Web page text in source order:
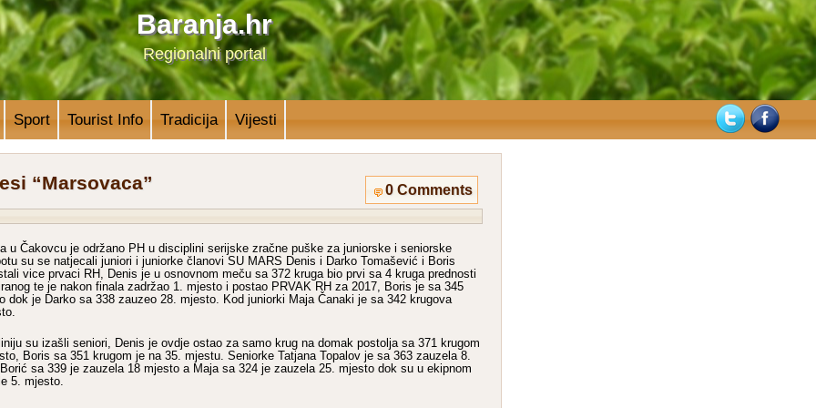
Baranja.hr
Regionalni portal
Sport Tourist Info Tradicija Vijesti
0 Comments
“Marsovaca”
u Čakovcu je održano PH u disciplini serijske zračne puške za juniorske i seniorske
su se natjecali juniori i juniorke članovi SU MARS Denis i Darko Tomašević i Boris
vice prvaci RH, Denis je u osnovnom meču sa 372 kruga bio prvi sa 4 kruga prednosti
te je nakon finala zadržao 1. mjesto i postao PRVAK RH za 2017, Boris je sa 345
dok je Darko sa 338 zauzeo 28. mjesto. Kod juniorki Maja Čanaki je sa 342 krugova
su izašli seniori, Denis je ovdje ostao za samo krug na domak postolja sa 371 krugom
Boris sa 351 krugom je na 35. mjestu. Seniorke Tatjana Topalov je sa 363 zauzela 8.
sa 339 je zauzela 18 mjesto a Maja sa 324 je zauzela 25. mjesto dok su u ekipnom
5. mjesto.